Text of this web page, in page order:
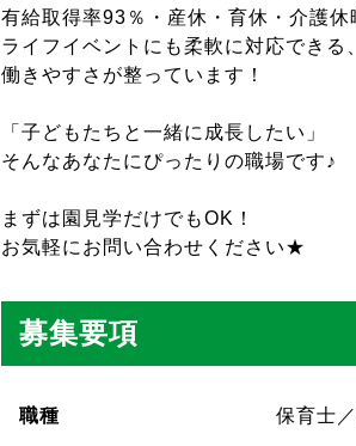
有給取得率93％・産休・育休・介護休
ライフイベントにも柔軟に対応できる、
働きやすさが整っています！
「子どもたちと一緒に成長したい」
そんなあなたにぴったりの職場です♪
まずは園見学だけでもOK！
お気軽にお問い合わせください★
募集要項
職種 保育士